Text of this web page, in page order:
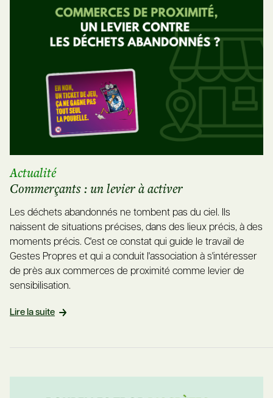
Actualité
Commerçants : un levier à activer
Les déchets abandonnés ne tombent pas du ciel. Ils
naissent de situations précises, dans des lieux précis, à des
moments précis. C'est ce constat qui guide le travail de
Gestes Propres et qui a conduit l'association à s'intéresser
de près aux commerces de proximité comme levier de
sensibilisation.
Lire la suite